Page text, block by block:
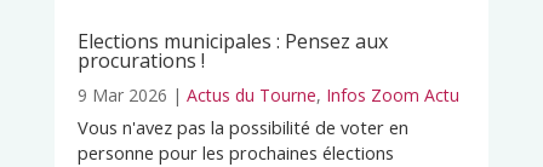
Elections municipales : Pensez aux
procurations !
9 Mar 2026 | Actus du Tourne, Infos Zoom Actu
Vous n'avez pas la possibilité de voter en
personne pour les prochaines élections